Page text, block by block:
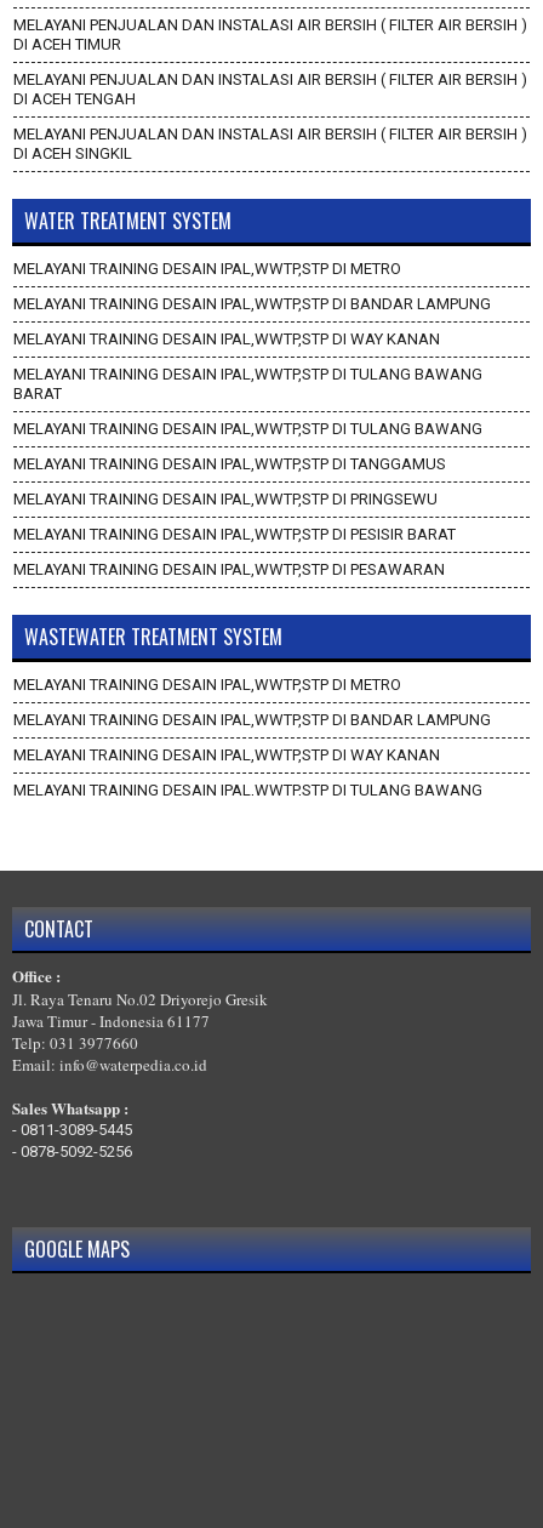
MELAYANI PENJUALAN DAN INSTALASI AIR BERSIH ( FILTER AIR BERSIH )
DI ACEH TIMUR
MELAYANI PENJUALAN DAN INSTALASI AIR BERSIH ( FILTER AIR BERSIH )
DI ACEH TENGAH
MELAYANI PENJUALAN DAN INSTALASI AIR BERSIH ( FILTER AIR BERSIH )
DI ACEH SINGKIL
WATER TREATMENT SYSTEM
MELAYANI TRAINING DESAIN IPAL,WWTP,STP DI METRO
MELAYANI TRAINING DESAIN IPAL,WWTP,STP DI BANDAR LAMPUNG
MELAYANI TRAINING DESAIN IPAL,WWTP,STP DI WAY KANAN
MELAYANI TRAINING DESAIN IPAL,WWTP,STP DI TULANG BAWANG
BARAT
MELAYANI TRAINING DESAIN IPAL,WWTP,STP DI TULANG BAWANG
MELAYANI TRAINING DESAIN IPAL,WWTP,STP DI TANGGAMUS
MELAYANI TRAINING DESAIN IPAL,WWTP,STP DI PRINGSEWU
MELAYANI TRAINING DESAIN IPAL,WWTP,STP DI PESISIR BARAT
MELAYANI TRAINING DESAIN IPAL,WWTP,STP DI PESAWARAN
WASTEWATER TREATMENT SYSTEM
MELAYANI TRAINING DESAIN IPAL,WWTP,STP DI METRO
MELAYANI TRAINING DESAIN IPAL,WWTP,STP DI BANDAR LAMPUNG
MELAYANI TRAINING DESAIN IPAL,WWTP,STP DI WAY KANAN
MELAYANI TRAINING DESAIN IPAL,WWTP,STP DI TULANG BAWANG
MELAYANI TRAINING DESAIN IPAL,WWTP,STP DI PESISIR BARAT
MELAYANI TRAINING DESAIN IPAL,WWTP,STP DI PESAWARAN
CONTACT
Office :
Jl. Raya Tenaru No.02 Driyorejo Gresik
Jawa Timur - Indonesia 61177
Telp: 031 3977660
Email: info@waterpedia.co.id
Sales Whatsapp :
- 0811-3089-5445
- 0878-5092-5256
GOOGLE MAPS